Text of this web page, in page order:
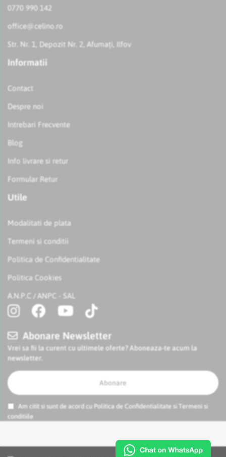
0770 990 142
office@celino.ro
Str. Nr. 1, Depozit Nr. 2, Afumați, Ilfov
Informatii
Contact
Despre noi
Intrebari Frecvente
Blog
Info livrare si retur
Formular Retur
Utile
Modalitati de plata
Termeni si conditii
Politica de Confidentialitate
Politica Cookies
A.N.P.C / ANPC - SAL
Abonare Newsletter
Vrei sa fii la curent cu ultimele oferte? Aboneaza-te acum la
newsletter.
Abonare
Am citit si sunt de acord cu Politica de Confidentialitate si
Termeni si
conditiile